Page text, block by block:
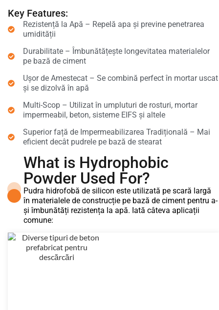
Key Features:
Rezistență la Apă – Repelă apa și previne penetrarea
umidității
Durabilitate – Îmbunătățește longevitatea materialelor
pe bază de ciment
Ușor de Amestecat – Se combină perfect în mortar uscat
și se dizolvă în apă
Multi-Scop – Utilizat în umpluturi de rosturi, mortar
impermeabil, beton, sisteme EIFS și altele
Superior față de Impermeabilizarea Tradițională – Mai
eficient decât pudrele pe bază de stearat
What is Hydrophobic
Powder Used For?
Pudra hidrofobă de silicon este utilizată pe scară largă
în materialele de construcție pe bază de ciment pentru a-
și îmbunătăți rezistența la apă. Iată câteva aplicații
comune: